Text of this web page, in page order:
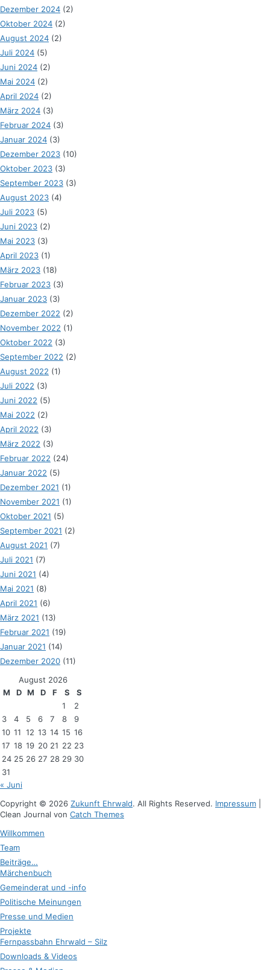
Dezember 2024 (2)
Oktober 2024 (2)
August 2024 (2)
Juli 2024 (5)
Juni 2024 (2)
Mai 2024 (2)
April 2024 (2)
März 2024 (3)
Februar 2024 (3)
Januar 2024 (3)
Dezember 2023 (10)
Oktober 2023 (3)
September 2023 (3)
August 2023 (4)
Juli 2023 (5)
Juni 2023 (2)
Mai 2023 (3)
April 2023 (1)
März 2023 (18)
Februar 2023 (3)
Januar 2023 (3)
Dezember 2022 (2)
November 2022 (1)
Oktober 2022 (3)
September 2022 (2)
August 2022 (1)
Juli 2022 (3)
Juni 2022 (5)
Mai 2022 (2)
April 2022 (3)
März 2022 (3)
Februar 2022 (24)
Januar 2022 (5)
Dezember 2021 (1)
November 2021 (1)
Oktober 2021 (5)
September 2021 (2)
August 2021 (7)
Juli 2021 (7)
Juni 2021 (4)
Mai 2021 (8)
April 2021 (6)
März 2021 (13)
Februar 2021 (19)
Januar 2021 (14)
Dezember 2020 (11)
August 2026
M
D M D F S
S
1
2
3
4 5 6 7 8
9
10 11 12 13 14 15 16
17 18 19 20 21 22 23
24 25 26 27 28 29 30
31
« Juni
Copyright © 2026 Zukunft Ehrwald. All Rights Reserved. Impressum
Clean Journal von Catch Themes
scrollen
Willkommen
Team
Beiträge…
Märchenbuch
Gemeinderat und -info
Politische Meinungen
Presse und Medien
Projekte
Fernpassbahn Ehrwald – Silz
Downloads & Videos